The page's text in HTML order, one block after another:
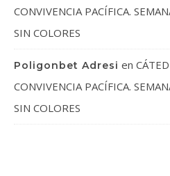
CONVIVENCIA PACÍFICA.
SIN COLORES
Poligonbet Adresi en
CONVIVENCIA PACÍFICA.
SIN COLORES